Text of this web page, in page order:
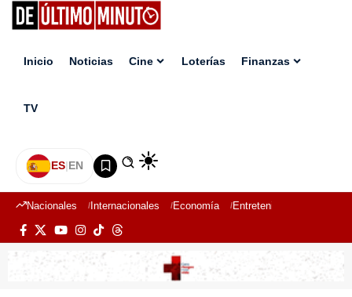
Inicio Noticias Cine Loterías Finanzas
TV
ES|EN
Nacionales Internacionales Economía Entretenimiento